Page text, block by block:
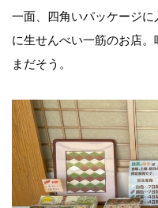
一面、四角いパッケージ
に生せんべい一筋のお店
まだそう。